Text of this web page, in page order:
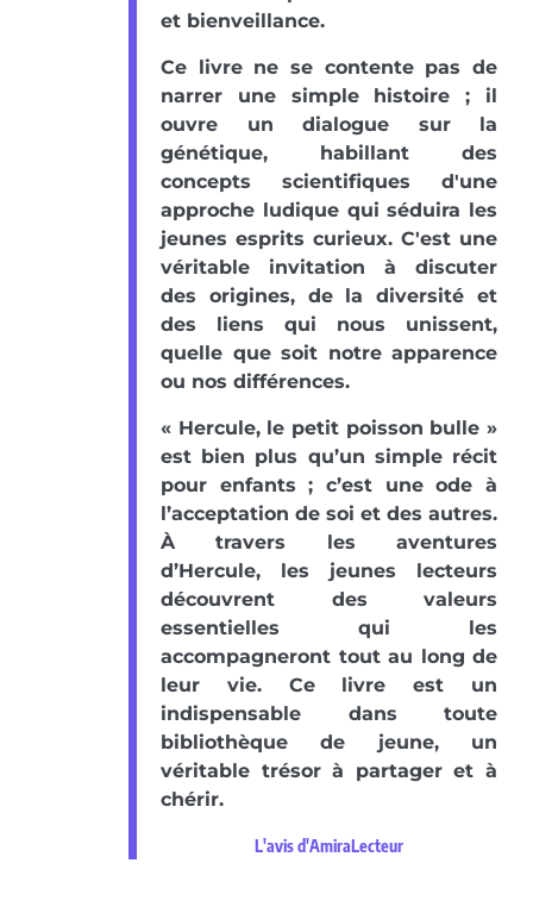
et bienveillance.
Ce livre ne se contente pas de
narrer une simple histoire ; il
ouvre un dialogue sur la
génétique, habillant des
concepts scientifiques d'une
approche ludique qui séduira les
jeunes esprits curieux. C'est une
véritable invitation à discuter
des origines, de la diversité et
des liens qui nous unissent,
quelle que soit notre apparence
ou nos différences.
« Hercule, le petit poisson bulle »
est bien plus qu’un simple récit
pour enfants ; c’est une ode à
l’acceptation de soi et des autres.
À travers les aventures
d’Hercule, les jeunes lecteurs
découvrent des valeurs
essentielles qui les
accompagneront tout au long de
leur vie. Ce livre est un
indispensable dans toute
bibliothèque de jeune, un
véritable trésor à partager et à
chérir.
L'avis d'AmiraLecteur